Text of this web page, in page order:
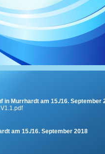
in Murrhardt am 15./16. September
am 15./16. September 2018